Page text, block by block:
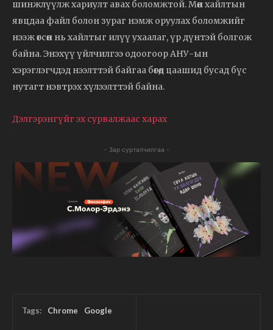
шинжлүүлж хариулт авах боломжтой. Мөн хайлтын
явцдаа файл болон зураг нэмж оруулах боломжийг
нээж өгсөн нь хайлтыг илүү ухаалаг, үр дүнтэй болгож
байна. Энэхүү үйлчилгээ одоогоор АНУ-ын
хэрэглэгчдэд нээлттэй байгаа бөгөөд цаашид бусад бүс
нутагт нэвтрэх хүлээлттэй байна.
Дэлгэрэнгүйг эх сурвалжаас харах
- Зар сурталчилгаа -
Tags: Chrome Google